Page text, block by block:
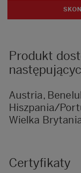
Produkt
Austria,
Hiszpania/
Wielka
Certyfikaty